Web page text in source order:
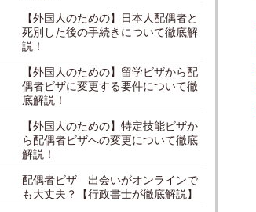
【外国人のための】日本人配偶者と
死別した後の手続きについて徹底解
説！
【外国人のための】留学ビザから配
偶者ビザに変更する要件について徹
底解説！
【外国人のための】特定技能ビザか
ら配偶者ビザへの変更について徹底
解説！
配偶者ビザ 出会いがオンラインで
も大丈夫？【行政書士が徹底解説】